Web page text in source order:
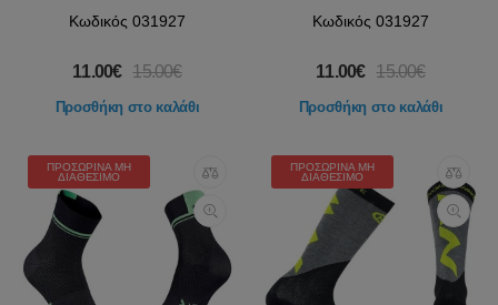
Κωδικός 031927
11.00€ 15.00€
Προσθήκη στο καλάθι
Κωδικός 031927
11.00€ 15.00€
Προσθήκη στο καλάθι
ΠΡΟΣΩΡΙΝΆ ΜΗ
ΔΙΑΘΈΣΙΜΟ
ΠΡΟΣΩΡΙΝΆ ΜΗ
ΔΙΑΘΈΣΙΜΟ